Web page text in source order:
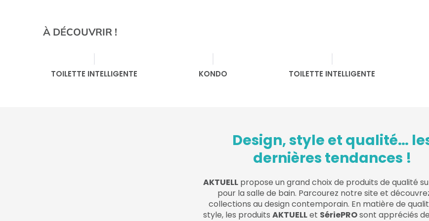
À DÉCOUVRIR !
TOILETTE INTELLIGENTE KONDO TOILETTE INTELLIGENTE
Design, style et qualité…
dernières tendances !
AKTUELLpropose un grand choix de produits de qualité
pour la salle de bain. Parcourez notre site et
collections au design contemporain. En matière de
style, les produits AKTUELLet SériePROsont appréciés